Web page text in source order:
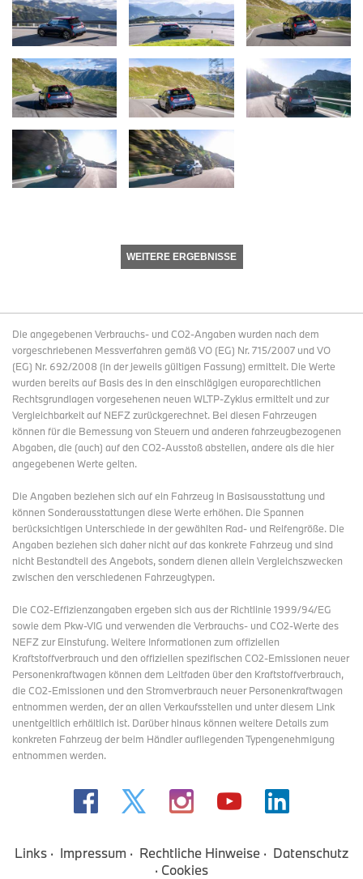
WEITERE ERGEBNISSE
Die angegebenen Verbrauchs- und CO2-Angaben wurden nach dem
vorgeschriebenen Messverfahren gemäß VO (EG) Nr. 715/2007 und VO
(EG) Nr. 692/2008 (in der jeweils gültigen Fassung) ermittelt. Die Werte
wurden bereits auf Basis des in den einschlägigen europarechtlichen
Rechtsgrundlagen vorgesehenen neuen WLTP-Zyklus ermittelt und zur
Vergleichbarkeit auf NEFZ zurückgerechnet. Bei diesen Fahrzeugen
können für die Bemessung von Steuern und anderen fahrzeugbezogenen
Abgaben, die (auch) auf den CO2-Ausstoß abstellen, andere als die hier
angegebenen Werte gelten.
Die Angaben beziehen sich auf ein Fahrzeug in Basisausstattung und
können Sonderausstattungen diese Werte erhöhen. Die Spannen
berücksichtigen Unterschiede in der gewählten Rad- und Reifengröße. Die
Angaben beziehen sich daher nicht auf das konkrete Fahrzeug und sind
nicht Bestandteil des Angebots, sondern dienen allein Vergleichszwecken
zwischen den verschiedenen Fahrzeugtypen.
Die CO2-Effizienzangaben ergeben sich aus der Richtlinie 1999/94/EG
sowie dem Pkw-VIG und verwenden die Verbrauchs- und CO2-Werte des
NEFZ zur Einstufung. Weitere Informationen zum offiziellen
Kraftstoffverbrauch und den offiziellen spezifischen CO2-Emissionen neuer
Personenkraftwagen können dem Leitfaden über den Kraftstoffverbrauch,
die CO2-Emissionen und den Stromverbrauch neuer Personenkraftwagen
entnommen werden, der an allen Verkaufsstellen und unter diesem Link
unentgeltlich erhältlich ist. Darüber hinaus können weitere Details zum
konkreten Fahrzeug der beim Händler aufliegenden Typengenehmigung
entnommen werden.
Links Impressum Rechtliche Hinweise
Datenschutz
Cookies